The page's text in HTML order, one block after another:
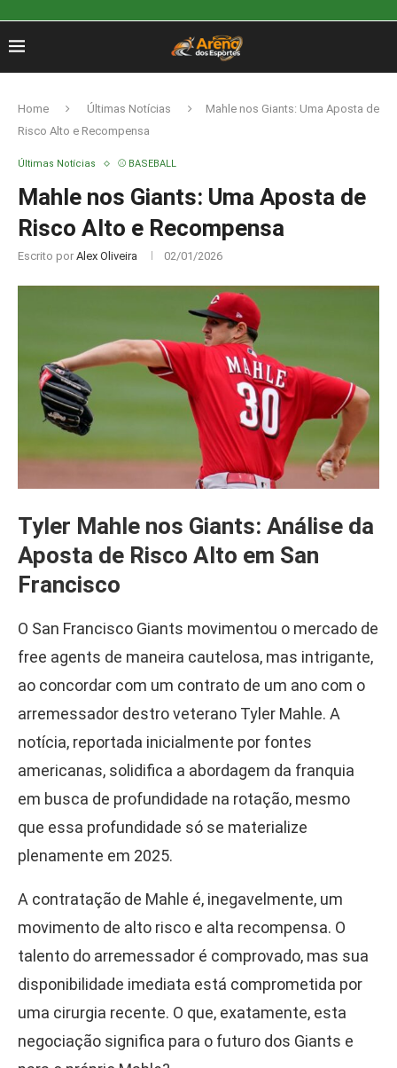
Home Últimas Notícias
Mahle nos Giants: Uma Aposta de
Risco Alto e Recompensa
Últimas Notícias ⚾ BASEBALL
Mahle nos Giants: Uma Aposta de
Risco Alto e Recompensa
Escrito por Alex Oliveira 02/01/2026
Tyler Mahle nos Giants: Análise da
Aposta de Risco Alto em San
Francisco
O San Francisco Giants movimentou o mercado de
free agents de maneira cautelosa, mas intrigante,
ao concordar com um contrato de um ano com o
arremessador destro veterano Tyler Mahle. A
notícia, reportada inicialmente por fontes
americanas, solidifica a abordagem da franquia
em busca de profundidade na rotação, mesmo
que essa profundidade só se materialize
plenamente em 2025.
A contratação de Mahle é, inegavelmente, um
movimento de alto risco e alta recompensa. O
talento do arremessador é comprovado, mas sua
disponibilidade imediata está comprometida por
uma cirurgia recente. O que, exatamente, esta
negociação significa para o futuro dos Giants e